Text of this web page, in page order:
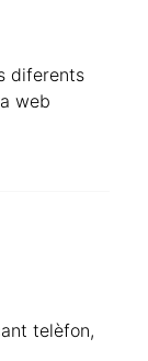
diferents
web
telèfon,